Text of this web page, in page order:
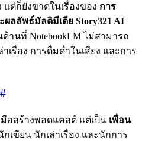
แต่ก็ยังขาดในเรื่องของ การ
ผลลัพธ์มัลติมีเดีย Story321 AI
ด้านที่ NotebookLM ไม่สามารถ
เรื่อง การดื่มด่ำในเสียง และการ
#
มือสร้างพอดแคสต์ แต่เป็น เพื่อน
เขียน นักเล่าเรื่อง และนักการ